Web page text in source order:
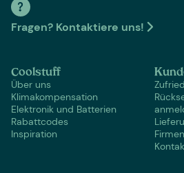
Fragen? Kontaktiere uns!
Coolstuff
Über uns
Klimakompensation
Elektronik und Batterien
Rabattcodes
Inspiration